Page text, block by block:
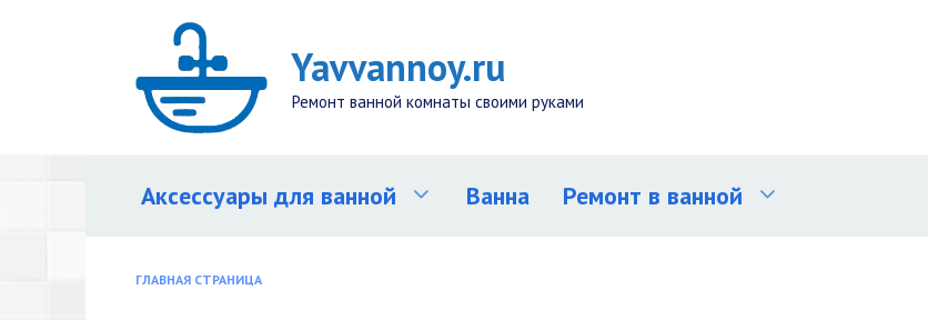
Yavvannoy.ru
Ремонт ванной комнаты своими руками
Аксессуары для ванной Ванна Ремонт в ванной
ГЛАВНАЯ СТРАНИЦА